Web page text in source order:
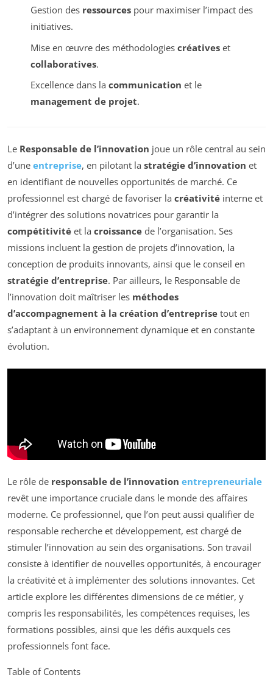
Gestion des ressourcespour maximiser l’impact des
initiatives.
Mise en œuvre des méthodologies créativeset
collaboratives.
Excellence dans la communication et le
management de projet.
Le Responsable de l’innovation joue un rôle central au sein
d’une entreprise, en pilotant la stratégie d’innovation et
en identifiant de nouvelles opportunités de marché. Ce
professionnel est chargé de favoriser la créativité interne et
d’intégrer des solutions novatrices pour garantir la
compétitivité et la croissance de l’organisation. Ses
missions incluent la gestion de projets d’innovation, la
conception de produits innovants, ainsi que le conseil en
stratégie d’entreprise. Par ailleurs, le Responsable de
l’innovation doit maîtriser les méthodes
d’accompagnement à la création d’entreprise tout en
s’adaptant à un environnement dynamique et en constante
évolution.
Le rôle de responsable de l’innovation entrepreneuriale
revêt une importance cruciale dans le monde des affaires
moderne. Ce professionnel, que l’on peut aussi qualifier de
responsable recherche et développement, est chargé de
stimuler l’innovation au sein des organisations. Son travail
consiste à identifier de nouvelles opportunités, à encourager
la créativité et à implémenter des solutions innovantes. Cet
article explore les différentes dimensions de ce métier, y
compris les responsabilités, les compétences requises, les
formations possibles, ainsi que les défis auxquels ces
professionnels font face.
Table of Contents